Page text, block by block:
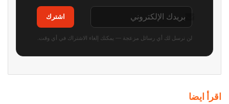
اشترك
لن نرسل لك أي رسائل مزعجة — يمكنك إلغاء الاشتراك في أي وقت.
اقرأ ايضا